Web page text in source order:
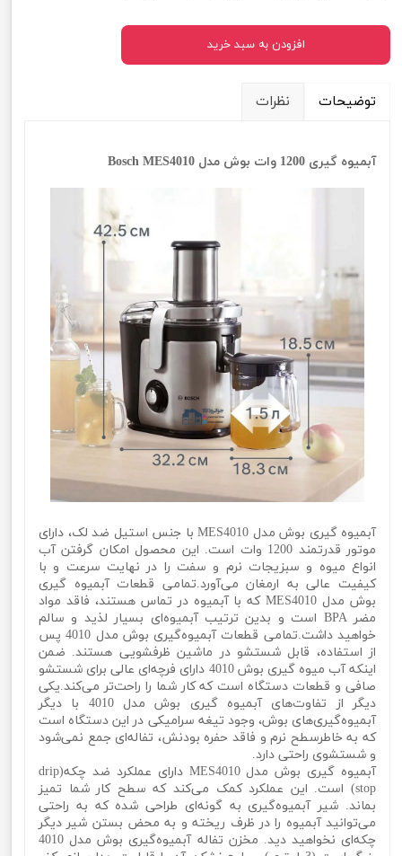
افزودن به سبد خرید
توضیحات نظرات
آبمیوه گیری 1200 وات بوش مدل Bosch MES4010
آبمیوه‌ گیری بوش مدل MES4010 با جنس استیل ضد لک، دارای
موتور قدرتمند 1200 وات است. این محصول امکان گرفتن آب
انواع میوه و سبزیجات نرم و سفت را در نهایت سرعت و با
کیفیت عالی به ارمغان می‌آورد.تمامی قطعات آبمیوه‌ گیری
بوش مدل MES4010 که با آبمیوه در تماس هستند، فاقد مواد
مضر BPA است و بدین ترتیب آبمیوه‌ای بسیار لذید و سالم
خواهید داشت.تمامی قطعات آبمیوه‌گیری بوش مدل 4010 پس
از استفاده، قابل شستشو در ماشین ظرفشویی هستند. ضمن
اینکه آب میوه‌ گیری بوش 4010 دارای فرچه‌ای عالی برای شستشو
صافی و قطعات دستگاه است که کار شما را راحت‌تر می‌‌کند.یکی
دیگر از تفاوت‌های آبمیوه گیری بوش مدل 4010 با دیگر
آبمیوه‌گیری‌های بوش، وجود تیغه سرامیکی در این دستگاه است
که به خاطرسطح نرم و فاقد حفره بودنش، تفاله‌ای جمع نمی‌شود
و شستشوی راحتی دارد.
آبمیوه‌ گیری بوش مدل MES4010 دارای عملکرد ضد چکه(drip
stop) است. این عملکرد کمک می‌کند که سطح کار شما تمیز
بماند. شیر آبمیوه‌گیری به گونه‌ای طراحی شده که به راحتی
می‌توانید آبمیوه را در ظرف ریخته و به محض بستن شیر دیگر
چکه‌ای نخواهید دید. مخزن تفاله آبمیوه‌گیری بوش مدل 4010